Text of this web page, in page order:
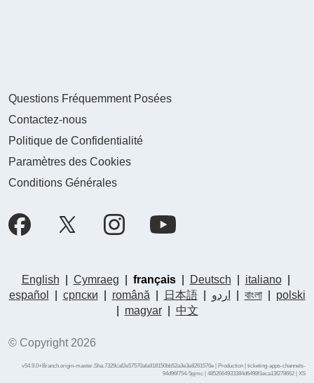
Questions Fréquemment Posées
Contactez-nous
Politique de Confidentialité
Paramètres des Cookies
Conditions Générales
English Cymraeg français| Deutsch italiano|
español
српски română 日本語| اردو বাংলা|
polski
magyar| 中文
© Copyright 2026
v54.9.0+Branch.origin-master.Sha.7329caf2e57570afa918150bb52a3e3e8261576e | Production | ticketing-apps-channels-
94d96f754-5pjmc | 4852664933384d6498f1eca13f278662 | XS